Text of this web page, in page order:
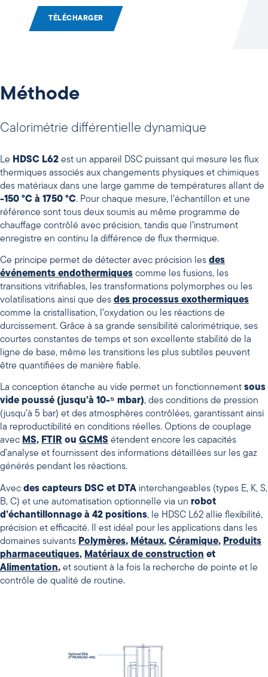
TÉLÉCHARGER
Méthode
Calorimétrie différentielle dynamique
Le HDSC L62 est un appareil DSC puissant qui mesure les flux
thermiques associés aux changements physiques et chimiques
des matériaux dans une large gamme de températures allant de
-150 °C à 1750 °C. Pour chaque mesure, l’échantillon et une
référence sont tous deux soumis au même programme de
chauffage contrôlé avec précision, tandis que l’instrument
enregistre en continu la différence de flux thermique.
Ce principe permet de détecter avec précision les des
événements endothermiques comme les fusions, les
transitions vitrifiables, les transformations polymorphes ou les
volatilisations ainsi que des des processus exothermiques
comme la cristallisation, l’oxydation ou les réactions de
durcissement. Grâce à sa grande sensibilité calorimétrique, ses
courtes constantes de temps et son excellente stabilité de la
ligne de base, même les transitions les plus subtiles peuvent
être quantifiées de manière fiable.
La conception étanche au vide permet un fonctionnement sous
vide poussé (jusqu’à 10-⁵ mbar), des conditions de pression
(jusqu’à 5 bar) et des atmosphères contrôlées, garantissant ainsi
la reproductibilité en conditions réelles. Options de couplage
avec MS, FTIR ou GCMS étendent encore les capacités
d’analyse et fournissent des informations détaillées sur les gaz
générés pendant les réactions.
Avec des capteurs DSC et DTA interchangeables (types E, K, S,
B, C) et une automatisation optionnelle via un robot
d’échantillonnage à 42 positions, le HDSC L62 allie flexibilité,
précision et efficacité. Il est idéal pour les applications dans les
domaines suivants Polymères, Métaux, Céramique, Produits
pharmaceutiques, Matériaux de construction et
Alimentation,
contrôle de qualité de routine.